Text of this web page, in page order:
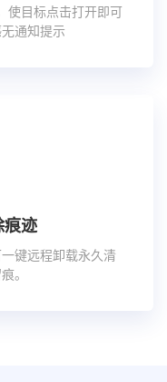
使目标点击打开即可
通知提示
痕迹
键远程卸载永久清
。